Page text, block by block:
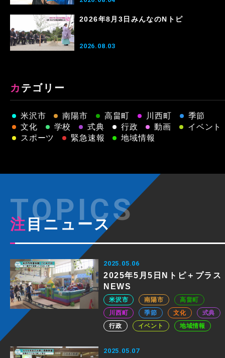
2026年8月3日みんなのNトピ
2026.08.03
カテゴリー
米沢市 南陽市 高畠町 川西町
季節
文化
学校 式典 行政 動画
イベント
スポーツ
緊急速報 地域情報
注目ニュース
2025.05.06
2025年5月5日Nトピ＋プラス
NEWS
米沢市 南陽市
高畠町
川西町
季節 文化
式典
行政
イベント 地域情報
2025.05.07